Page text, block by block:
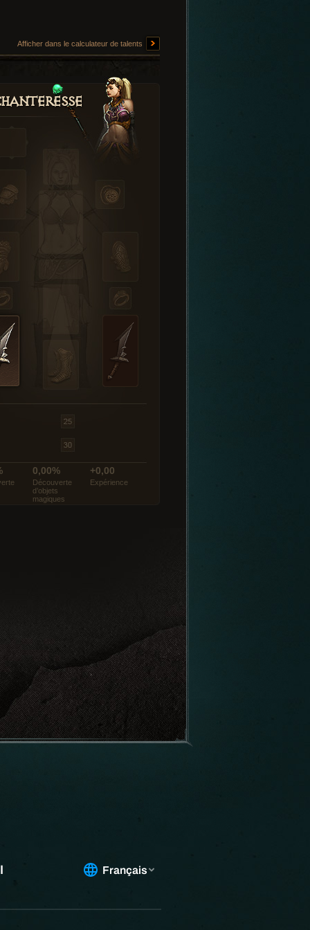
Afficher dans le calculateur de talents
0,00%
Découverte
d’objets
magiques
+0,00
Expérience